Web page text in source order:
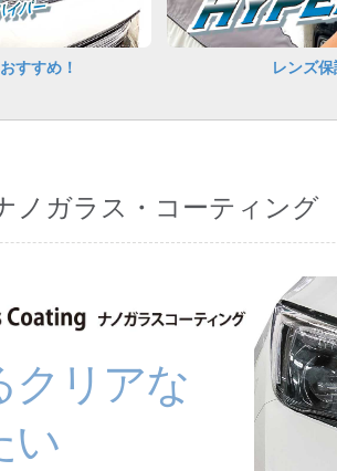
すすめ！ レンズ保
ノガラス・コーティング
クリアな
い